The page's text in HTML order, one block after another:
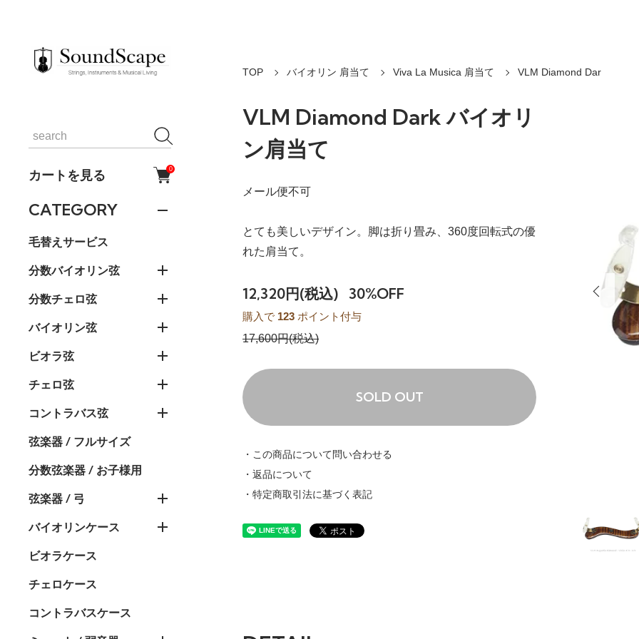
カートを見る 0
CATEGORY
毛替えサービス
分数バイオリン弦
分数チェロ弦
バイオリン弦
ビオラ弦
チェロ弦
コントラバス弦
弦楽器 / フルサイズ
分数弦楽器 / お子様用
弦楽器 / 弓
バイオリンケース
ビオラケース
チェロケース
コントラバスケース
TOP バイオリン 肩当て Viva La Musica 肩当て VLM Diamond Dar
VLM Diamond Dark バイオリ
ン肩当て
メール便不可
とても美しいデザイン。脚は折り畳み、360度回転式の優
れた肩当て。
12,320円(税込) 30%OFF
購入で 123 ポイント付与
17,600円(税込)
SOLD OUT
・この商品について問い合わせる
・返品について
・特定商取引法に基づく表記